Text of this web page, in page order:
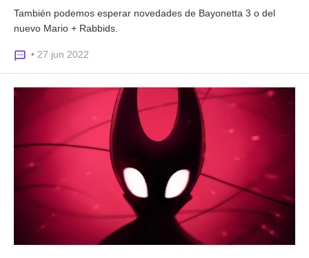
También podemos esperar novedades de Bayonetta 3 o del
nuevo Mario + Rabbids.
• 27 jun 2022